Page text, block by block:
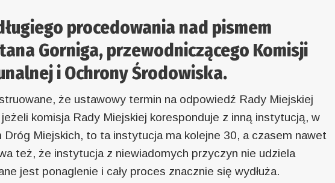
procedowania nad pismem
Gorniga, przewodniczącego Komisji
i Ochrony Środowiska.
że ustawowy termin na odpowiedź Rady Miejskiej
komisja Rady Miejskiej koresponduje z inną instytucją, w
Miejskich, to ta instytucja ma kolejne 30, a czasem nawet
też, że instytucja z niewiadomych przyczyn nie udziela
jest ponaglenie i cały proces znacznie się wydłuża.